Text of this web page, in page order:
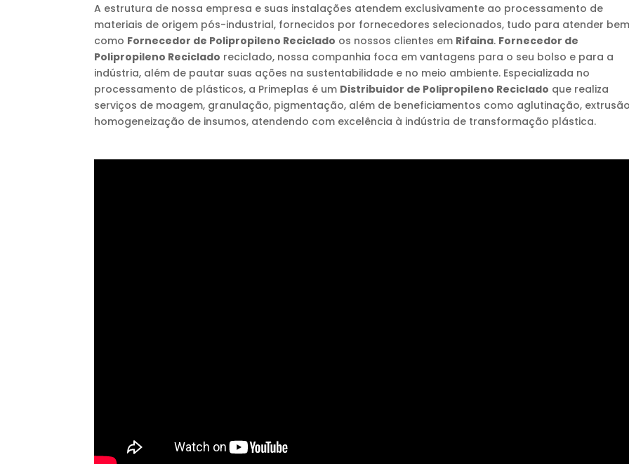
A estrutura de nossa empresa e suas instalações atendem exclusivamente ao processamento de
materiais de origem pós-industrial, fornecidos por fornecedores selecionados, tudo para atender bem
como Fornecedor de Polipropileno Reciclado os nossos clientes em Rifaina. Fornecedor de
Polipropileno Reciclado reciclado, nossa companhia foca em vantagens para o seu bolso e para a
indústria, além de pautar suas ações na sustentabilidade e no meio ambiente. Especializada no
processamento de plásticos, a Primeplas é um Distribuidor de Polipropileno Reciclado que realiza
serviços de moagem, granulação, pigmentação, além de beneficiamentos como aglutinação,
homogeneização de insumos, atendendo com excelência à indústria de transformação plástica.